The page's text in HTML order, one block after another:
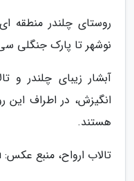
روستای چلندر منطقه
نوشهر تا پارک جنگلی
آبشار زیبای چلندر و
انگیزش، در اطراف این
هستند.
تالاب ارواح، منبع عکس: asrkhabar.com